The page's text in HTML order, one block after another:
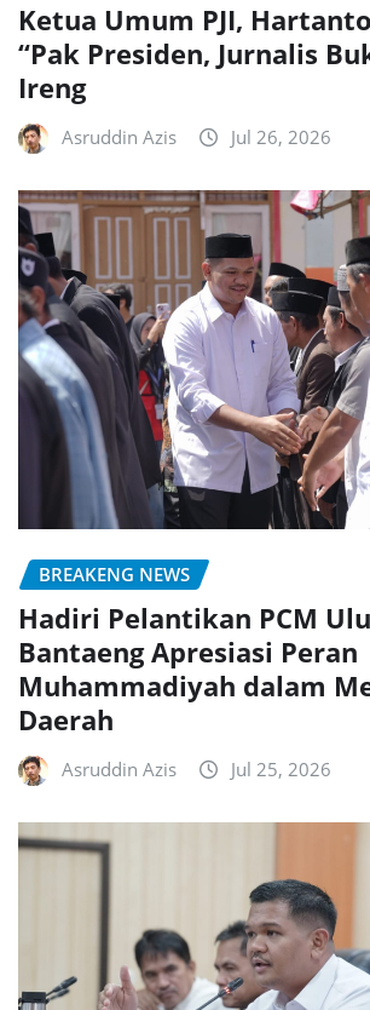
Ketua Umum PJI,
“Pak Presiden, Jurnalis
Ireng
Asruddin Azis Jul 26, 2026
BREAKENG NEWS
Hadiri Pelantikan PCM
Bantaeng Apresiasi Peran
Muhammadiyah dalam
Daerah
Asruddin Azis Jul 25, 2026